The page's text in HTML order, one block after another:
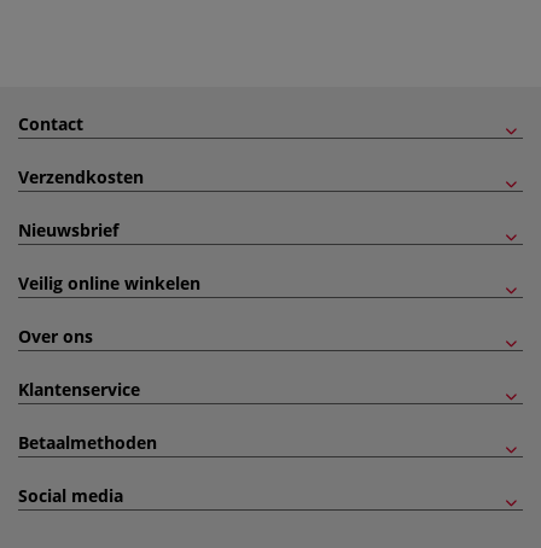
Contact
Verzendkosten
Nieuwsbrief
Veilig online winkelen
Over ons
Klantenservice
Betaalmethoden
Social media